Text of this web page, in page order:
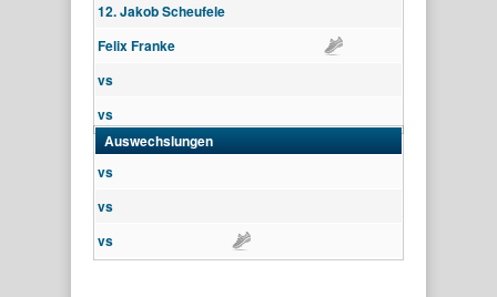
12. Jakob Scheufele
Felix Franke
vs
vs
Auswechslungen
vs
vs
vs